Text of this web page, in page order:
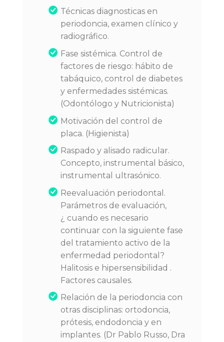
Técnicas diagnosticas en
periodoncia, examen clínico y
radiográfico.
Fase sistémica. Control de
factores de riesgo: hábito de
tabáquico, control de diabetes
y enfermedades sistémicas.
(Odontólogo y Nutricionista)
Motivación del control de
placa. (Higienista)
Raspado y alisado radicular.
Concepto, instrumental básico,
instrumental ultrasónico.
Reevaluación periodontal.
Parámetros de evaluación,
¿ cuando es necesario
continuar con la siguiente fase
del tratamiento activo de la
enfermedad periodontal?
Halitosis e hipersensibilidad .
Factores causales.
Relación de la periodoncia con
otras disciplinas: ortodoncia,
prótesis, endodoncia y en
implantes. (Dr Pablo Russo, Dra